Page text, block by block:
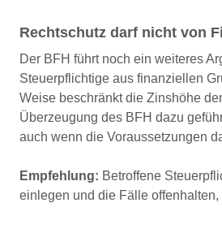
Rechtschutz darf nicht von
Der BFH führt noch ein weiteres
Steuerpflichtige aus finanziellen
Weise beschränkt die Zinshöhe
Überzeugung des BFH dazu
auch wenn die Voraussetzungen
Empfehlung: Betroffene
einlegen und die Fälle